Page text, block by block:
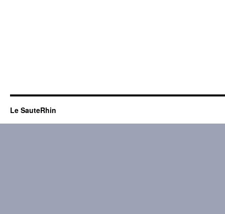
Le SauteRhin